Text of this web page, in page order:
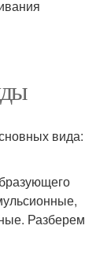
вида:
Разберем